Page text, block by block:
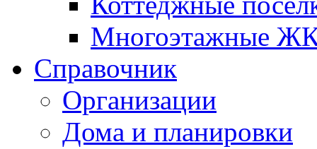
Многоэтажные
Справочник
Организации
Дома и планировки